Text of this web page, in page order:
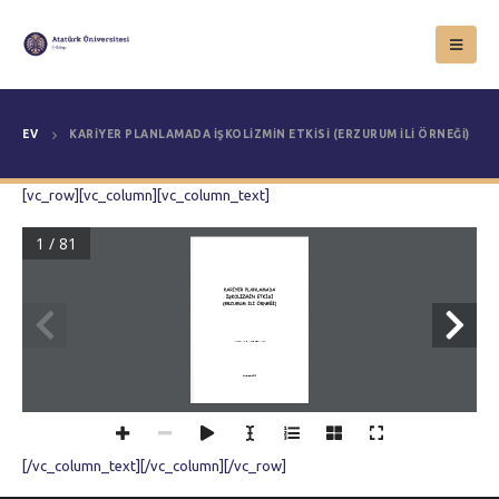
EV KARIYER PLANLAMADA İŞKOLIZMIN ETKISI (ERZURUM İLI ÖRNEĞI)
[vc_row][vc_column][vc_column_text]
KARİYER PLANLAMADA
İŞKOLİZMİN ETKİSİ
(ERZURUM İLİ ÖRNEĞİ)
Erzurum 2019
1 / 81
[/vc_column_text][/vc_column][/vc_row]